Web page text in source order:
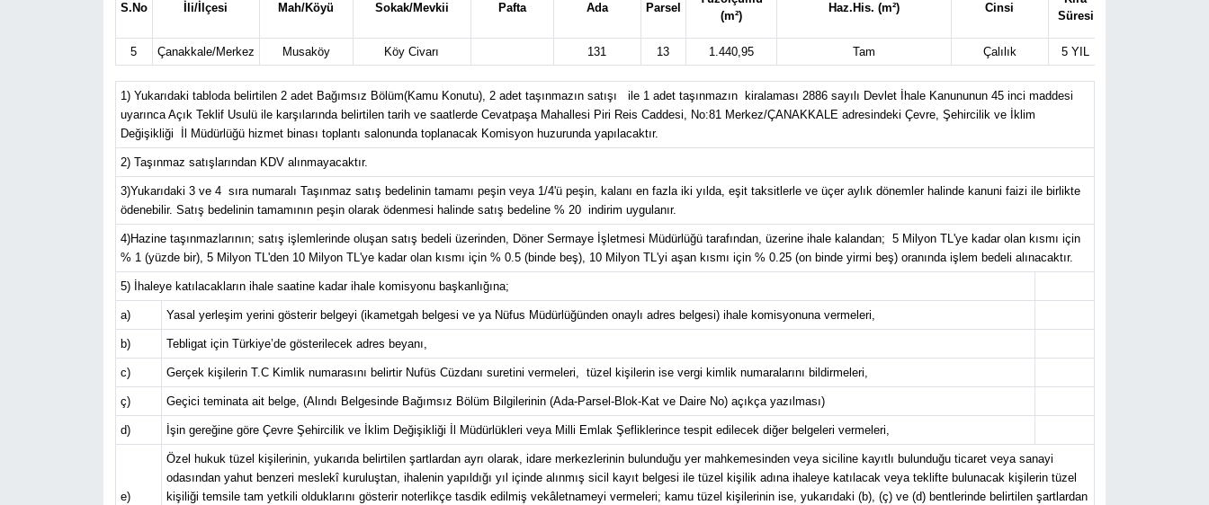
S.No İli/İlçesi Mah/Köyü Sokak/Mevkii Pafta Ada Parsel
(m²)
Haz.His. (m²) Cinsi
Süresi
5 Çanakkale/Merkez Musaköy Köy Civarı 131 13 1.440,95 Tam Çalılık 5 YIL
1) Yukarıdaki tabloda belirtilen 2 adet Bağımsız Bölüm(Kamu Konutu), 2 adet taşınmazın satışı ile 1 adet taşınmazın kiralaması 2886 sayılı Devlet İhale Kanununun 45 inci maddesi
uyarınca Açık Teklif Usulü ile karşılarında belirtilen tarih ve saatlerde Cevatpaşa Mahallesi Piri Reis Caddesi, No:81 Merkez/ÇANAKKALE adresindeki Çevre, Şehircilik ve İklim
Değişikliği İl Müdürlüğü hizmet binası toplantı salonunda toplanacak Komisyon huzurunda yapılacaktır.
2) Taşınmaz satışlarından KDV alınmayacaktır.
3)Yukarıdaki 3 ve 4 sıra numaralı Taşınmaz satış bedelinin tamamı peşin veya 1/4'ü peşin, kalanı en fazla iki yılda, eşit taksitlerle ve üçer aylık dönemler halinde kanuni faizi ile birlikte
ödenebilir. Satış bedelinin tamamının peşin olarak ödenmesi halinde satış bedeline % 20 indirim uygulanır.
4)Hazine taşınmazlarının; satış işlemlerinde oluşan satış bedeli üzerinden, Döner Sermaye İşletmesi Müdürlüğü tarafından, üzerine ihale kalandan; 5 Milyon TL'ye kadar olan kısmı için
% 1 (yüzde bir), 5 Milyon TL'den 10 Milyon TL'ye kadar olan kısmı için % 0.5 (binde beş), 10 Milyon TL'yi aşan kısmı için % 0.25 (on binde yirmi beş) oranında işlem bedeli alınacaktır.
5) İhaleye katılacakların ihale saatine kadar ihale komisyonu başkanlığına;
a) Yasal yerleşim yerini gösterir belgeyi (ikametgah belgesi ve ya Nüfus Müdürlüğünden onaylı adres belgesi) ihale komisyonuna vermeleri,
b) Tebligat için Türkiye’de gösterilecek adres beyanı,
c) Gerçek kişilerin T.C Kimlik numarasını belirtir Nufüs Cüzdanı suretini vermeleri, tüzel kişilerin ise vergi kimlik numaralarını bildirmeleri,
ç) Geçici teminata ait belge, (Alındı Belgesinde Bağımsız Bölüm Bilgilerinin (Ada-Parsel-Blok-Kat ve Daire No) açıkça yazılması)
d) İşin gereğine göre Çevre Şehircilik ve İklim Değişikliği İl Müdürlükleri veya Milli Emlak Şefliklerince tespit edilecek diğer belgeleri vermeleri,
e)
Özel hukuk tüzel kişilerinin, yukarıda belirtilen şartlardan ayrı olarak, idare merkezlerinin bulunduğu yer mahkemesinden veya siciline kayıtlı bulunduğu ticaret veya sanayi
odasından yahut benzeri meslekî kuruluştan, ihalenin yapıldığı yıl içinde alınmış sicil kayıt belgesi ile tüzel kişilik adına ihaleye katılacak veya teklifte bulunacak kişilerin tüzel
kişiliği temsile tam yetkili olduklarını gösterir noterlikçe tasdik edilmiş vekâletnameyi vermeleri; kamu tüzel kişilerinin ise, yukarıdaki (b), (ç) ve (d) bentlerinde belirtilen şartlardan